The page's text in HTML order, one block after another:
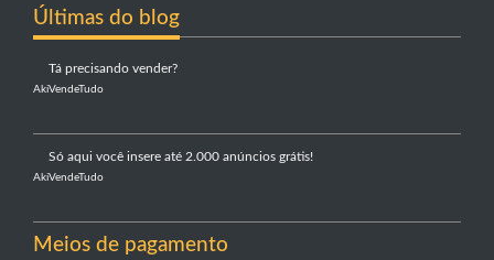
Últimas do blog
Tá precisando vender?
AkiVendeTudo
Só aqui você insere até 2.000 anúncios grátis!
AkiVendeTudo
Meios de pagamento